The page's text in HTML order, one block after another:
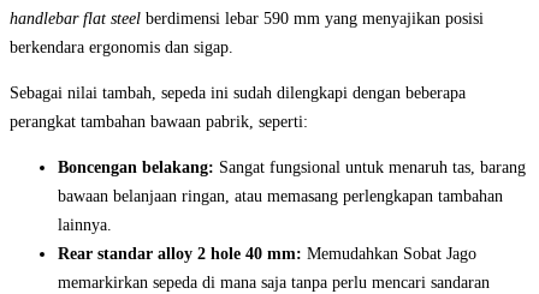
handlebar flat steel berdimensi lebar 590 mm yang menyajikan posisi
berkendara ergonomis dan sigap.
Sebagai nilai tambah, sepeda ini sudah dilengkapi dengan beberapa
perangkat tambahan bawaan pabrik, seperti:
Boncengan belakang: Sangat fungsional untuk menaruh tas, barang
bawaan belanjaan ringan, atau memasang perlengkapan tambahan
lainnya.
Rear standar alloy 2 hole 40 mm: Memudahkan Sobat Jago
memarkirkan sepeda di mana saja tanpa perlu mencari sandaran